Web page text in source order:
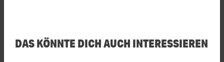
DAS KÖNNTE DICH AUCH INTERESSIEREN